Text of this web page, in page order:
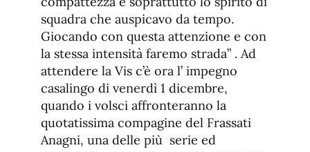
squadra che auspicavo da tempo.
Giocando con questa attenzione e con
la stessa intensità faremo strada” . Ad
attendere la Vis c’è ora l’ impegno
casalingo di venerdì 1 dicembre,
quando i volsci affronteranno la
quotatissima compagine del Frassati
Anagni, una delle più serie ed